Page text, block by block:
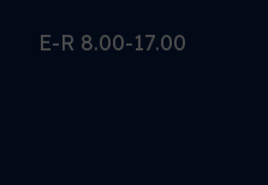
E-R 8.00-17.00